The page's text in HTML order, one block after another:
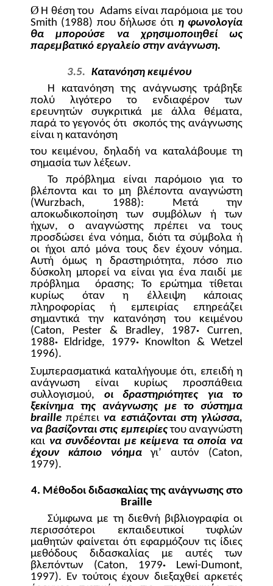
Ø Η θέση του Adamsείναι παρόμοια με του
Smith (1988) που δήλωσε ότι η φωνολογία
θα μπορούσε να χρησιμοποιηθεί ως
παρεμβατικό εργαλείο στην ανάγνωση.
3.5. Κατανόηση κειμένου
Η κατανόηση της ανάγνωσης τράβηξε
πολύ λιγότερο το ενδιαφέρον των
ερευνητών συγκριτικά με άλλα θέματα,
παρά το γεγονός ότι σκοπός της ανάγνωσης
είναι η κατανόηση
του κειμένου, δηλαδή να καταλάβουμε τη
σημασία των λέξεων.
Το πρόβλημα είναι παρόμοιο για το
βλέποντα και το μη βλέποντα αναγνώστη
(Wurzbach, 1988): Μετά την
αποκωδικοποίηση των συμβόλων ή των
ήχων, ο αναγνώστης πρέπει να τους
προσδώσει ένα νόημα, διότι τα σύμβολα ή
οι ήχοι από μόνα τους δεν έχουν νόημα.
Αυτή όμως η δραστηριότητα, πόσο πιο
δύσκολη μπορεί να είναι για ένα παιδί με
πρόβλημα
όρασης; Το ερώτημα τίθεται
κυρίως όταν η έλλειψη κάποιας
πληροφορίας ή εμπειρίας επηρεάζει
σημαντικά την κατανόηση του κειμένου
(Caton, Pester & Bradley, 1987· Curren,
1988· Eldridge, 1979· Knowlton &Wetzel
1996).
Συμπερασματικά καταλήγουμε ότι, επειδή η
ανάγνωση είναι κυρίως προσπάθεια
συλλογισμού, οι δραστηριότητες για το
ξεκίνημα της ανάγνωσης με το σύστημα
braille πρέπει να εστιάζονται στη γλώσσα,
να βασίζονται στις εμπειρίες του αναγνώστη
και να συνδέονται με κείμενα τα οποία να
έχουν κάποιο νόημα
γι’ αυτόν (Caton,
1979).
4. Μέθοδοι διδασκαλίας της ανάγνωσης στο
Braille
Σύμφωνα με τη διεθνή βιβλιογραφία οι
περισσότεροι εκπαιδευτικοί τυφλών
μαθητών φαίνεται ότι εφαρμόζουν τις ίδιες
μεθόδους διδασκαλίας με αυτές των
βλεπόντων (Caton, 1979· Lewi-Dumont,
1997). Εν τούτοις έχουν διεξαχθεί αρκετές